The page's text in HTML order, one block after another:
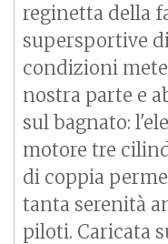
reginetta della
supersportive
condizioni
nostra parte e
sul bagnato:
motore tre
di coppia
tanta serenità
piloti. Caricata